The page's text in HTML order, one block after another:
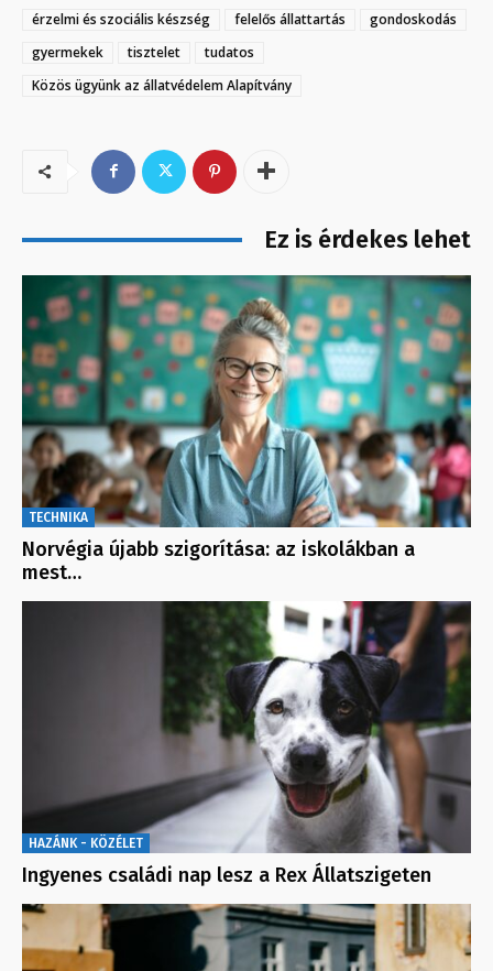
érzelmi és szociális készség
felelős állattartás
gondoskodás
gyermekek
tisztelet
tudatos
Közös ügyünk az állatvédelem Alapítvány
Ez is érdekes lehet
TECHNIKA
Norvégia újabb szigorítása: az iskolákban a
mest…
HAZÁNK - KÖZÉLET
Ingyenes családi nap lesz a Rex Állatszigeten